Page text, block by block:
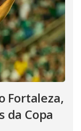
Fortaleza,
da Copa